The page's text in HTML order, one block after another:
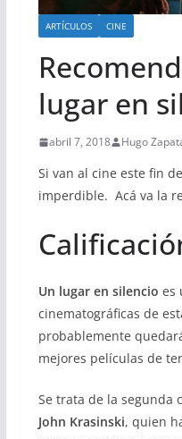
ARTÍCULOS CINE
lugar en
abril 7, 2018 Hugo
Si van al cine este fin
imperdible. Acá va la
Un lugar en silencio es
cinematográficas de
probablemente
mejores películas de
Se trata de la segunda
John Krasinski, quien